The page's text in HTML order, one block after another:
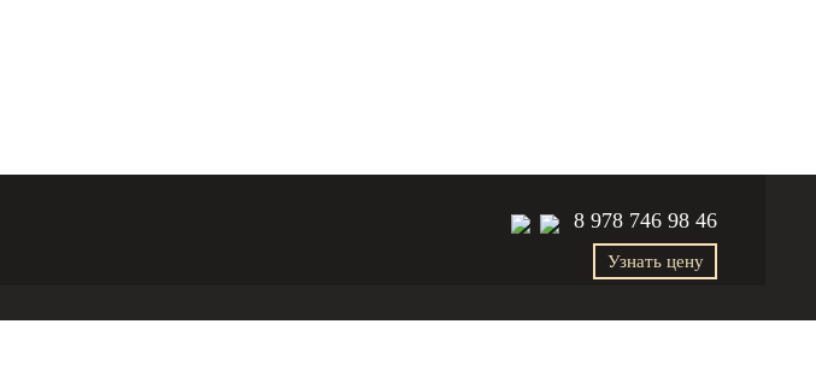
8 978 746 98 46
Узнать цену